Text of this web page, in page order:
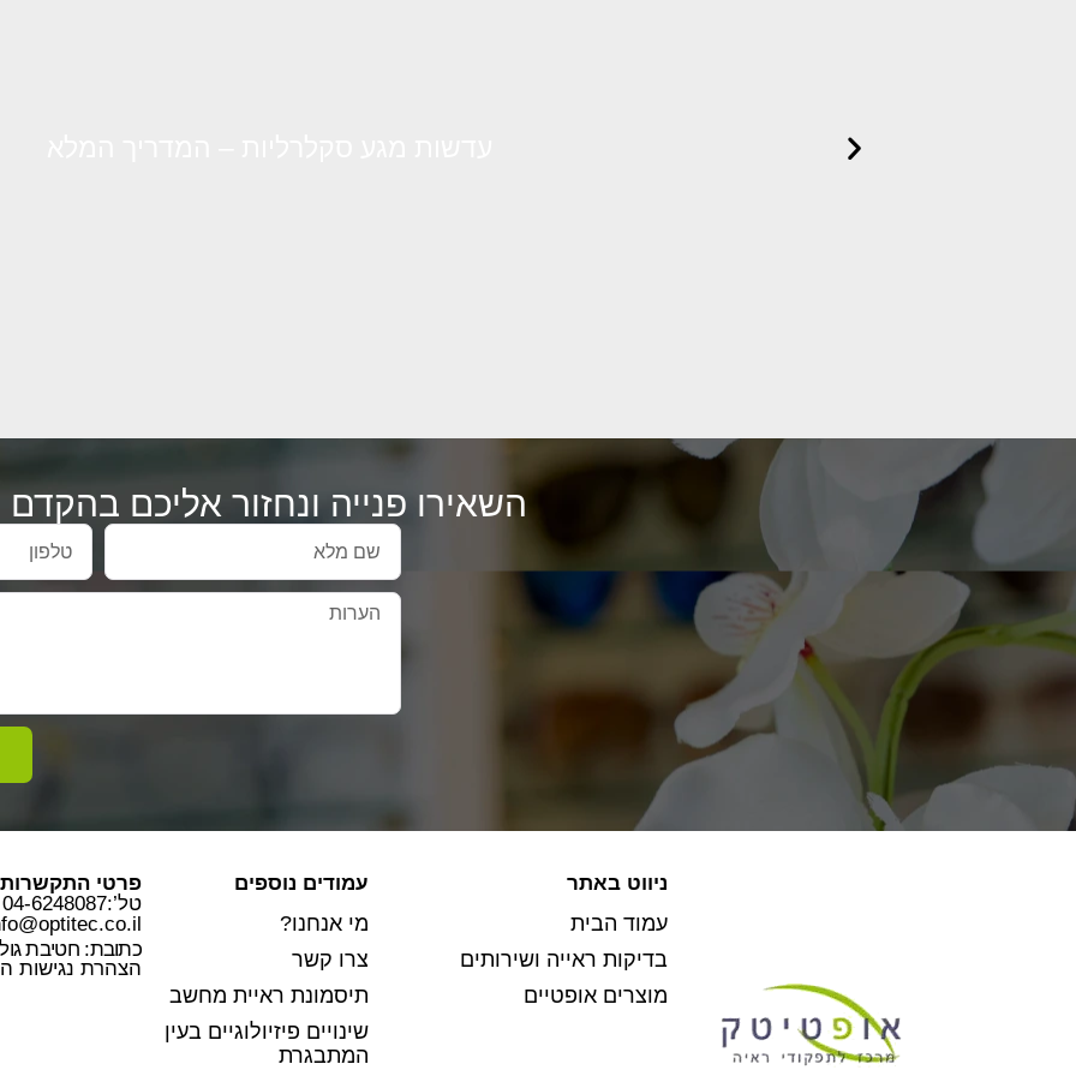
השאירו פנייה ונחזור אליכם בהקדם
ניווט באתר
עמוד הבית
בדיקות ראייה ושירותים
מוצרים אופטיים
עמודים נוספים
מי אנחנו?
צרו קשר
תיסמונת ראיית מחשב
שינויים פיזיולוגיים בעין
המתבגרת
פרטי התקשרות
טל’:04-6248087
כתובת: חטיבת גולני 23
הצהרת נגישות